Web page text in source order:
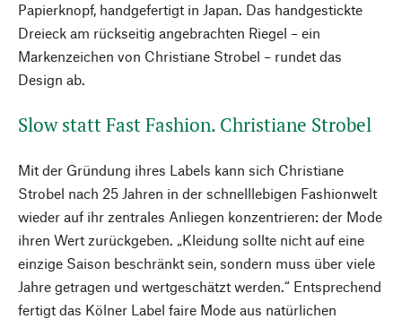
Papierknopf, handgefertigt in Japan. Das handgestickte
Dreieck am rückseitig angebrachten Riegel – ein
Markenzeichen von Christiane Strobel – rundet das
Design ab.
Slow statt Fast Fashion. Christiane Strobel
Mit der Gründung ihres Labels kann sich Christiane
Strobel nach 25 Jahren in der schnelllebigen Fashionwelt
wieder auf ihr zentrales Anliegen konzentrieren: der Mode
ihren Wert zurückgeben. „Kleidung sollte nicht auf eine
einzige Saison beschränkt sein, sondern muss über viele
Jahre getragen und wertgeschätzt werden.“ Entsprechend
fertigt das Kölner Label faire Mode aus natürlichen